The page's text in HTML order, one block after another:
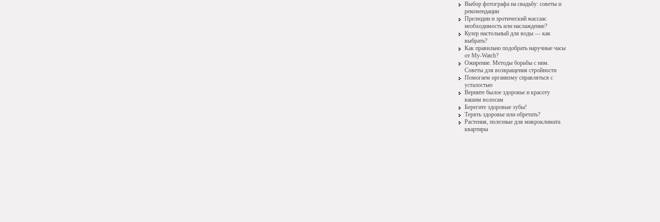
Выбор фотографа на свадьбу: советы и
рекомендации
Прелюдии и эротический массаж:
необходимость или наслаждение?
Кулер настольный для воды — как
выбрать?
Как правильно подобрать наручные часы
от My-Watch?
Ожирение. Методы борьбы с ним.
Советы для возвращения стройности
Помогаем организму справляться с
усталостью
Верните былое здоровье и красоту
вашим волосам
Берегите здоровые зубы!
Терять здоровье или обретать?
Растения, полезные для микроклимата
квартиры